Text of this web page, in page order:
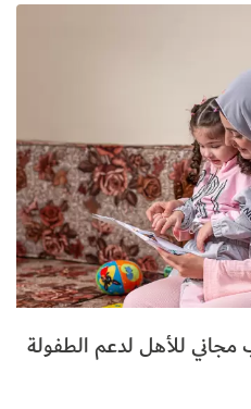
للأهل لدعم الطفولة